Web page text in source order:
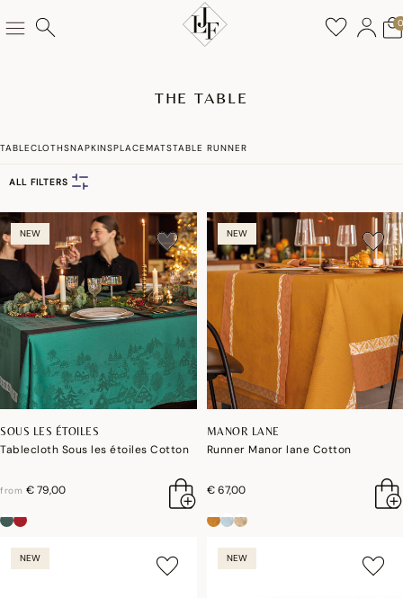
0
THE TABLE
TABLECLOTHSNAPKINSPLACEMATSTABLE RUNNER
ALL FILTERS
NEW
SOUS LES ÉTOILES
Tablecloth Sous les étoiles Cotton
from € 79,00
NEW
MANOR LANE
Runner Manor lane Cotton
€ 67,00
NEW NEW